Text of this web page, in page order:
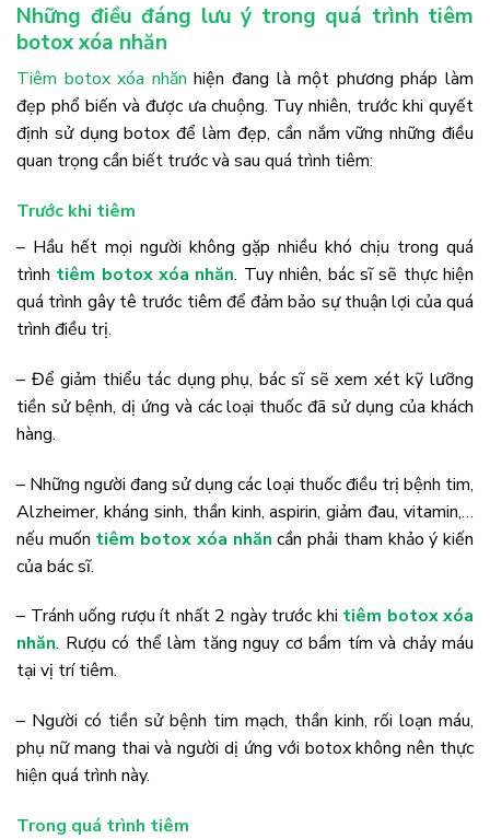
Những điều đáng lưu ý trong quá trình tiêm
botox xóa nhăn
Tiêm botox xóa nhăn hiện đang là một phương pháp làm
đẹp phổ biến và được ưa chuộng. Tuy nhiên, trước khi quyết
định sử dụng botox để làm đẹp, cần nắm vững những điều
quan trọng cần biết trước và sau quá trình tiêm:
Trước khi tiêm
– Hầu hết mọi người không gặp nhiều khó chịu trong quá
trình tiêm botox xóa nhăn. Tuy nhiên, bác sĩ sẽ thực hiện
quá trình gây tê trước tiêm để đảm bảo sự thuận lợi của quá
trình điều trị.
– Để giảm thiểu tác dụng phụ, bác sĩ sẽ xem xét kỹ lưỡng
tiền sử bệnh, dị ứng và các loại thuốc đã sử dụng của khách
hàng.
– Những người đang sử dụng các loại thuốc điều trị bệnh tim,
Alzheimer, kháng sinh, thần kinh, aspirin, giảm đau, vitamin,…
nếu muốn tiêm botox xóa nhăn cần phải tham khảo ý kiến
của bác sĩ.
– Tránh uống rượu ít nhất 2 ngày trước khi tiêm botox xóa
nhăn. Rượu có thể làm tăng nguy cơ bầm tím và chảy máu
tại vị trí tiêm.
– Người có tiền sử bệnh tim mạch, thần kinh, rối loạn máu,
phụ nữ mang thai và người dị ứng với botox không nên thực
hiện quá trình này.
Trong quá trình tiêm